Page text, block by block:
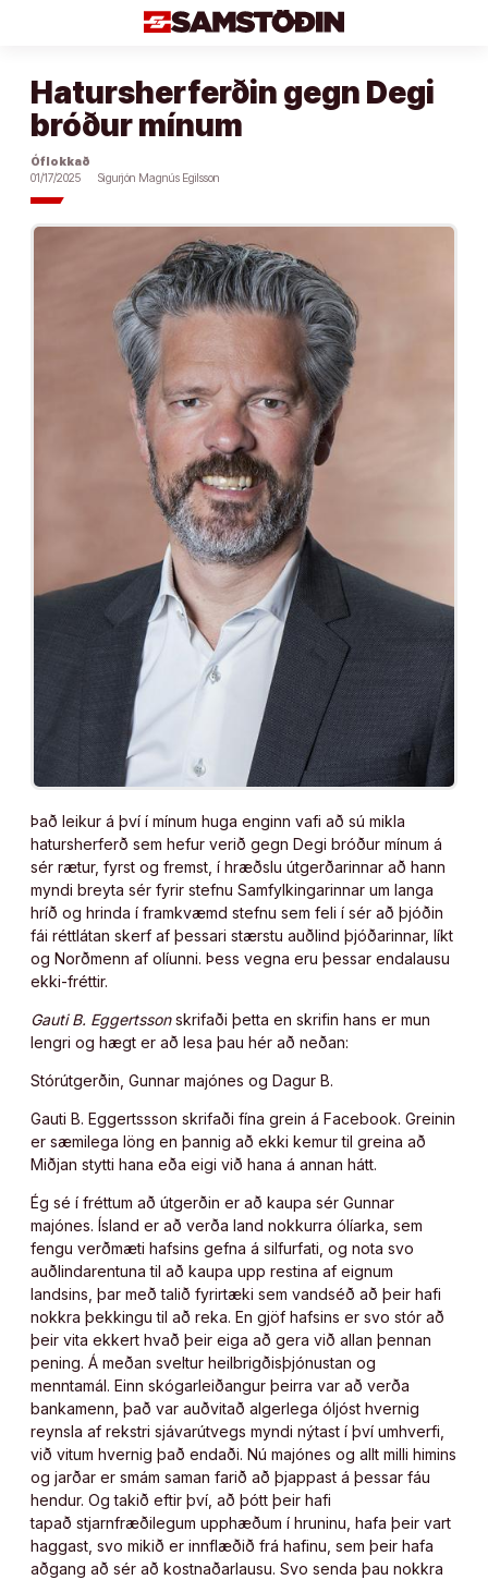
Hatursherferðin gegn Degi
bróður mínum
Óflokkað
01/17/2025
Sigurjón Magnús Egilsson
Það leikur á því í mínum huga enginn vafi að sú mikla
hatursherferð sem hefur verið gegn Degi bróður mínum á
sér rætur, fyrst og fremst, í hræðslu útgerðarinnar að hann
myndi breyta sér fyrir stefnu Samfylkingarinnar um langa
hríð og hrinda í framkvæmd stefnu sem feli í sér að þjóðin
fái réttlátan skerf af þessari stærstu auðlind þjóðarinnar, líkt
og Norðmenn af olíunni. Þess vegna eru þessar endalausu
ekki-fréttir.
Gauti B. Eggertssonskrifaði þetta en skrifin hans er mun
lengri og hægt er að lesa þau hér að neðan:
Stórútgerðin, Gunnar majónes og Dagur B.
Gauti B. Eggertssson skrifaði fína grein á Facebook. Greinin
er sæmilega löng en þannig að ekki kemur til greina að
Miðjan stytti hana eða eigi við hana á annan hátt.
Ég sé í fréttum að útgerðin er að kaupa sér Gunnar
majónes. Ísland er að verða land nokkurra ólíarka, sem
fengu verðmæti hafsins gefna á silfurfati, og nota svo
auðlindarentuna til að kaupa upp restina af eignum
landsins, þar með talið fyrirtæki sem vandséð að þeir hafi
nokkra þekkingu til að reka. En gjöf hafsins er svo stór að
þeir vita ekkert hvað þeir eiga að gera við allan þennan
pening. Á meðan sveltur heilbrigðisþjónustan og
menntamál. Einn skógarleiðangur þeirra var að verða
bankamenn, það var auðvitað algerlega óljóst hvernig
reynsla af rekstri sjávarútvegs myndi nýtast í því umhverfi,
við vitum hvernig það endaði. Nú majónes og allt milli himins
og jarðar er smám saman farið að þjappast á þessar fáu
hendur. Og takið eftir því, að þótt þeir hafi
tapað stjarnfræðilegum upphæðum í hruninu, hafa þeir vart
haggast, svo mikið er innflæðið frá hafinu, sem þeir hafa
aðgang að sér að kostnaðarlausu. Svo senda þau nokkra